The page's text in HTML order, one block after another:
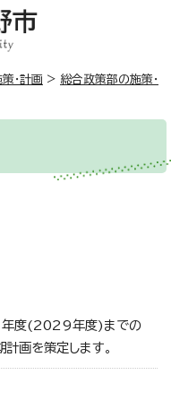
・計画 > 総合政策部の施策・
度(2029年度)までの
画を策定します。